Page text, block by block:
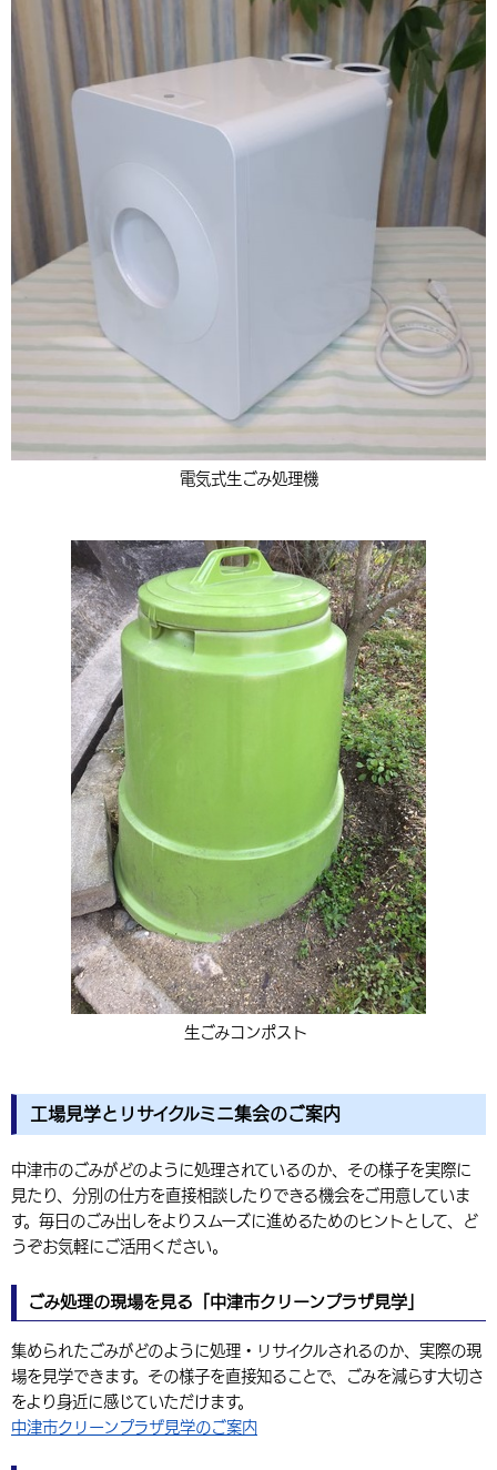
電気式生ごみ処理機
生ごみコンポスト
工場見学とリサイクルミニ集会のご案内
中津市のごみがどのように処理されているのか、その様子を実際に
見たり、分別の仕方を直接相談したりできる機会をご用意していま
す。毎日のごみ出しをよりスムーズに進めるためのヒントとして、ど
うぞお気軽にご活用ください。
ごみ処理の現場を見る「中津市クリーンプラザ見学」
集められたごみがどのように処理・リサイクルされるのか、実際の現
場を見学できます。その様子を直接知ることで、ごみを減らす大切さ
をより身近に感じていただけます。
中津市クリーンプラザ見学のご案内